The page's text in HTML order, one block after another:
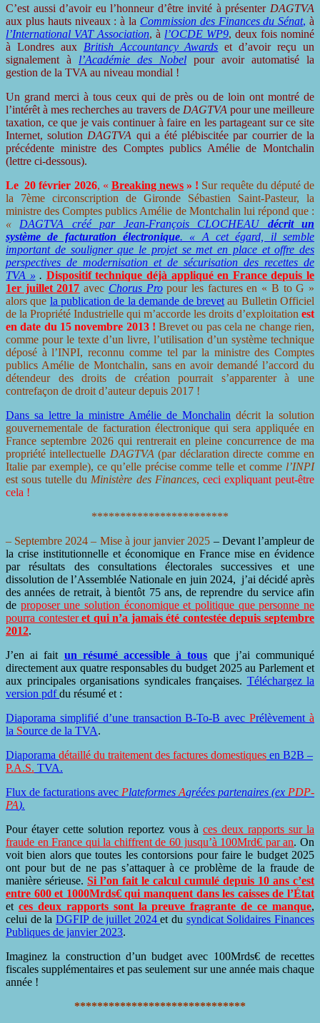
C’est aussi d’avoir eu l’honneur d’être invité à présenter DAGTVA
aux plus hauts niveaux : à la Commission des Finances du Sénat, à
l’International VAT Association, à l’OCDE WP9, deux fois nominé
à Londres aux British Accountancy Awards et d’avoir reçu un
signalement à l’Académie des Nobel pour avoir automatisé la
gestion de la TVA au niveau mondial !
Un grand merci à tous ceux qui de près ou de loin ont montré de
l’intérêt à mes recherches au travers de DAGTVA pour une meilleure
taxation, ce que je vais continuer à faire en les partageant sur ce site
Internet, solution DAGTVA qui a été plébiscitée par courrier de la
précédente ministre des Comptes publics Amélie de Montchalin
(lettre ci-dessous).
Le 20 février 2026, « Breaking news » ! Sur requête du député de
la 7ème circonscription de Gironde Sébastien Saint-Pasteur, la
ministre des Comptes publics Amélie de Montchalin lui répond que :
« DAGTVA créé par Jean-François CLOCHEAUdécrit un
système de facturation électronique. « A cet égard, il semble
important de souligner que le projet se met en place et offre des
perspectives de modernisation et de sécurisation des recettes de
TVA » . Dispositif technique déjà appliqué en France depuis le
1er juillet 2017 avec Chorus Pro pour les factures en « B to G »
alors que la publication de la demande de brevet au Bulletin Officiel
de la Propriété Industrielle qui m’accorde les droits d’exploitation est
en date du 15 novembre 2013 ! Brevet ou pas cela ne change rien,
comme pour le texte d’un livre, l’utilisation d’un système technique
déposé à l’INPI, reconnu comme tel par la ministre des Comptes
publics Amélie de Montchalin, sans en avoir demandé l’accord du
détendeur des droits de création pourrait s’apparenter à une
contrefaçon de droit d’auteur depuis 2017 !
Dans sa lettre la ministre Amélie de Monchalin décrit la solution
gouvernementale de facturation électronique qui sera appliquée en
France septembre 2026 qui rentrerait en pleine concurrence de ma
propriété intellectuelle DAGTVA (par déclaration directe comme en
Italie par exemple), ce qu’elle précise comme telle et comme l’INPI
est sous tutelle du Ministère des Finances, ceci expliquant peut-être
cela !
************************
– Septembre 2024 – Mise à jour janvier 2025 – Devant l’ampleur de
la crise institutionnelle et économique en France mise en évidence
par résultats des consultations électorales successives et une
dissolution de l’Assemblée Nationale en juin 2024, j’ai décidé après
des années de retrait, à bientôt 75 ans, de reprendre du service afin
de proposer une solution économique et politique que personne ne
pourra contesteret qui n’a jamais été contestée depuis septembre
2012.
J’en ai fait un résumé accessible à tous que j’ai communiqué
directement aux quatre responsables du budget 2025 au Parlement et
aux principales organisations syndicales françaises. Téléchargez la
version pdfdu résumé et :
Diaporama simplifié d’une transaction B-To-B avecPrélèvementà
la Source de la TVA.
Diaporama détaillé du traitement des factures domestiques en B2B –
P.A.S. TVA.
Flux de facturations avec Plateformes Agréées partenaires (ex PDP-
PA).
Pour étayer cette solution reportez vous àces deux rapports sur la
fraude en France qui la chiffrent de 60 jusqu’à 100Mrd€ par an. On
voit bien alors que toutes les contorsions pour faire le budget 2025
ont pour but de ne pas s’attaquer à ce problème de la fraude de
manière sérieuse. Si l’on fait le calcul cumulé depuis 10 ans c’est
entre 600 et 1000Mrds€ qui manquent dans les caisses de l’État
et ces deux rapports sont la preuve fragrante de ce manque,
celui de la DGFIP de juillet 2024et du syndicat Solidaires Finances
Publiques de janvier 2023.
Imaginez la construction d’un budget avec 100Mrds€ de recettes
fiscales supplémentaires et pas seulement sur une année mais chaque
année !
******************************